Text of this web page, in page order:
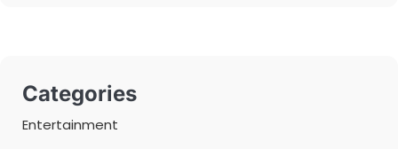
Categories
Entertainment